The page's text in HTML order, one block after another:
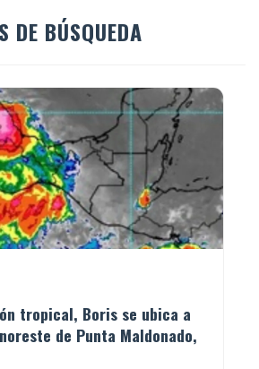
DE BÚSQUEDA
tropical, Boris se ubica a
de Punta Maldonado,